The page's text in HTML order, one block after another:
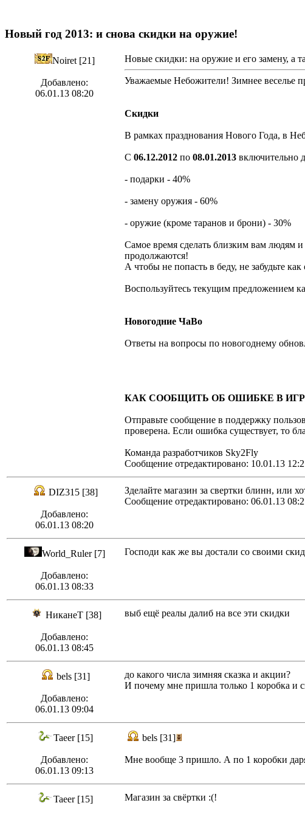
Новый год 2013: и снова скидки на оружие!
Noiret [21]
Добавлено:
06.01.13 08:20
Новые скидки: на оружие и его замену, а
Уважаемые Небожители! Зимнее веселье
Скидки
В рамках празднования Нового Года, в
С 06.12.2012 по 08.01.2013 включительно
- подарки - 40%
- замену оружия - 60%
- оружие (кроме таранов и брони) - 30%
Самое время сделать близким вам людям
продолжаются!
А чтобы не попасть в беду, не забудьте
Воспользуйтесь текущим предложением
Новогодние ЧаВо
Ответы на вопросы по новогоднему
КАК СООБЩИТЬ ОБ ОШИБКЕ В
Отправьте сообщение в поддержку
проверена. Если ошибка существует, то
Команда разработчиков Sky2Fly
Сообщение отредактировано: 10.01.13
DIZ315 [38]
Добавлено:
06.01.13 08:20
Зделайте магазин за свертки блинн, или
Сообщение отредактировано: 06.01.13
World_Ruler [7]
Добавлено:
06.01.13 08:33
Господи как же вы достали со своими
НиканеТ [38]
Добавлено:
06.01.13 08:45
выб ещё реалы далиб на все эти скидки
bels [31]
Добавлено:
06.01.13 09:04
до какого числа зимняя сказка и акции?
И почему мне пришла только 1 коробка и
Taeer [15]
Добавлено:
06.01.13 09:13
bels [31]
Мне вообще 3 пришло. А по 1 коробки
Taeer [15] Магазин за свёртки :(!